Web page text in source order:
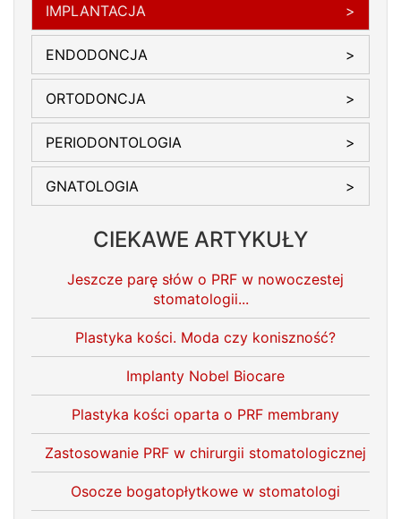
IMPLANTACJA
ENDODONCJA
ORTODONCJA
PERIODONTOLOGIA
GNATOLOGIA
CIEKAWE ARTYKUŁY
Jeszcze parę słów o PRF w nowoczestej
stomatologii...
Plastyka kości. Moda czy koniszność?
Implanty Nobel Biocare
Plastyka kości oparta o PRF membrany
Zastosowanie PRF w chirurgii stomatologicznej
Osocze bogatopłytkowe w stomatologi